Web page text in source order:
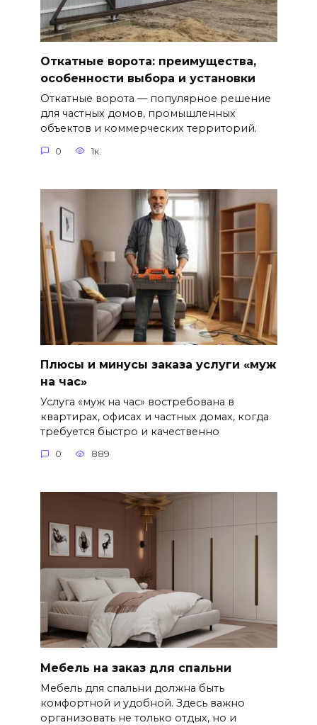
Откатные ворота: преимущества,
особенности выбора и установки
Откатные ворота — популярное решение
для частных домов, промышленных
объектов и коммерческих территорий.
0 1к.
Плюсы и минусы заказа услуги «муж
на час»
Услуга «муж на час» востребована в
квартирах, офисах и частных домах, когда
требуется быстро и качественно
0 889
Мебель на заказ для спальни
Мебель для спальни должна быть
комфортной и удобной. Здесь важно
организовать не только отдых, но и